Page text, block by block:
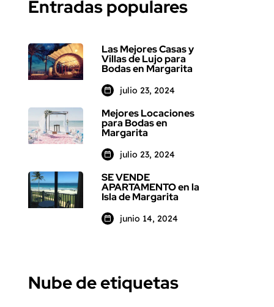
Entradas populares
Las Mejores Casas y
Villas de Lujo para
Bodas en Margarita
julio 23, 2024
Mejores Locaciones
para Bodas en
Margarita
julio 23, 2024
SE VENDE
APARTAMENTO en la
Isla de Margarita
junio 14, 2024
Nube de etiquetas